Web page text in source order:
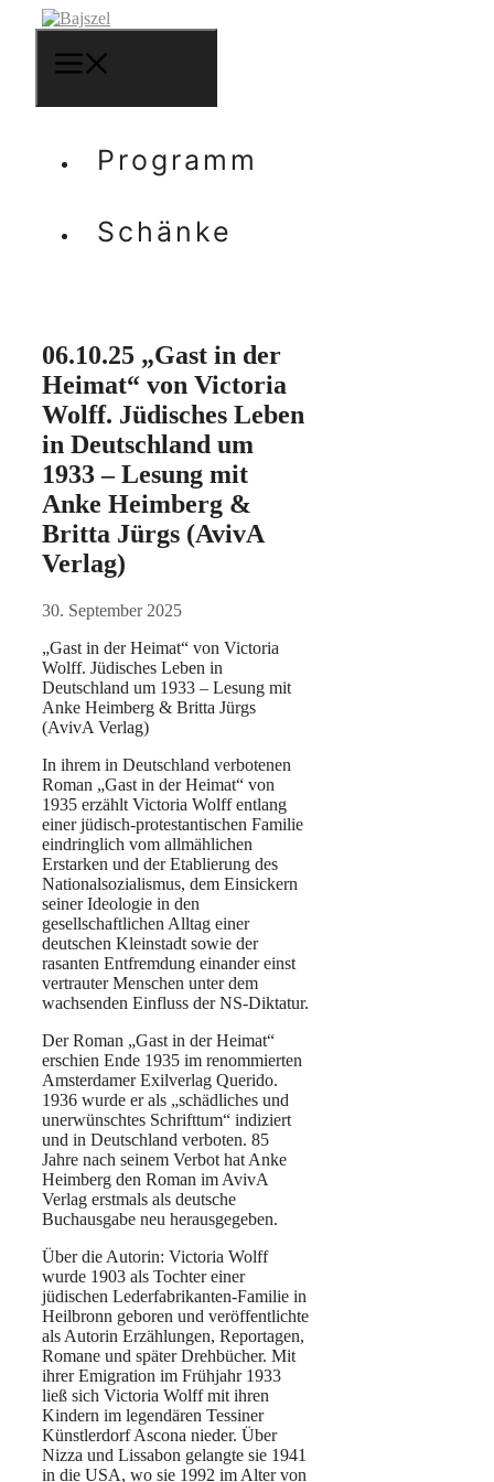
Inhalt
springen
Programm
Schänke
06.10.25 „Gast in der
Heimat“ von Victoria
Wolff. Jüdisches Leben
in Deutschland um
1933 – Lesung mit
Anke Heimberg &
Britta Jürgs (AvivA
Verlag)
30. September 2025
„Gast in der Heimat“ von Victoria
Wolff. Jüdisches Leben in
Deutschland um 1933 – Lesung mit
Anke Heimberg & Britta Jürgs
(AvivA Verlag)
In ihrem in Deutschland verbotenen
Roman „Gast in der Heimat“ von
1935 erzählt Victoria Wolff entlang
einer jüdisch-protestantischen Familie
eindringlich vom allmählichen
Erstarken und der Etablierung des
Nationalsozialismus, dem Einsickern
seiner Ideologie in den
gesellschaftlichen Alltag einer
deutschen Kleinstadt sowie der
rasanten Entfremdung einander einst
vertrauter Menschen unter dem
wachsenden Einfluss der NS-Diktatur.
Der Roman „Gast in der Heimat“
erschien Ende 1935 im renommierten
Amsterdamer Exilverlag Querido.
1936 wurde er als „schädliches und
unerwünschtes Schrifttum“ indiziert
und in Deutschland verboten. 85
Jahre nach seinem Verbot hat Anke
Heimberg den Roman im AvivA
Verlag erstmals als deutsche
Buchausgabe neu herausgegeben.
Über die Autorin: Victoria Wolff
wurde 1903 als Tochter einer
jüdischen Lederfabrikanten-Familie in
Heilbronn geboren und veröffentlichte
als Autorin Erzählungen, Reportagen,
Romane und später Drehbücher. Mit
ihrer Emigration im Frühjahr 1933
ließ sich Victoria Wolff mit ihren
Kindern im legendären Tessiner
Künstlerdorf Ascona nieder. Über
Nizza und Lissabon gelangte sie 1941
in die USA, wo sie 1992 im Alter von